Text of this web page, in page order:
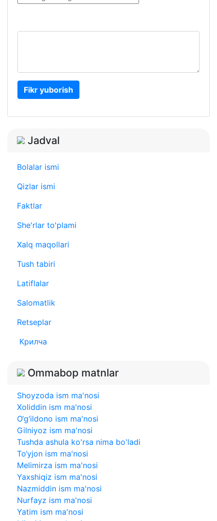
Fikr yuborish
Jadval
Bolalar ismi
Qizlar ismi
Faktlar
She'rlar to'plami
Xalq maqollari
Tush tabiri
Latiflalar
Salomatlik
Retseplar
Крилча
Ommabop matnlar
Shoyzoda ism ma'nosi
Xoliddin ism ma'nosi
O‘g‘ildono ism ma'nosi
Gilniyoz ism ma'nosi
Tushda ashula ko'rsa nima bo'ladi
To‘yjon ism ma'nosi
Melimirza ism ma'nosi
Yaxshiqiz ism ma'nosi
Nazmiddin ism ma'nosi
Nurfayz ism ma'nosi
Yatim ism ma'nosi